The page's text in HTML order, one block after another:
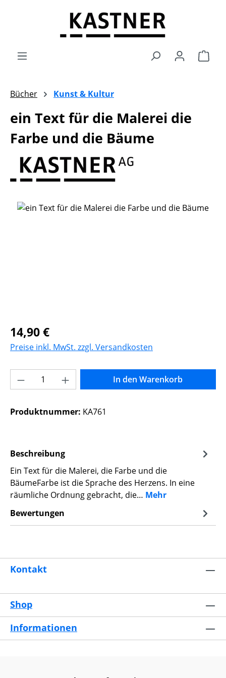
Zum Hauptinhalt springen
Bücher Kunst & Kultur
ein Text für die Malerei die
Farbe und die Bäume
Bildergalerie überspringen
Regulärer Preis:
14,90 €
Preise inkl. MwSt. zzgl. Versandkosten
Produkt Anzahl: Gib den gewünschten
In den Warenkorb
Produktnummer: KA761
Beschreibung
Ein Text für die Malerei, die Farbe und die
BäumeFarbe ist die Sprache des Herzens. In eine
räumliche Ordnung gebracht, die… Mehr
Bewertungen
Kontakt
Shop
Informationen